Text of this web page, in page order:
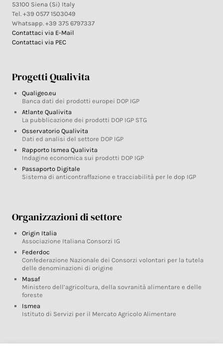
53100 Siena (Si) Italy
Tel. +39 0577 1503049
Whatsapp. +39 375 6797337
Contattaci via E-Mail
Contattaci via PEC
Progetti Qualivita
Qualigeo.eu
Banca dati dei prodotti europei DOP IGP
Atlante Qualivita
La pubblicazione dei prodotti DOP IGP STG
Osservatorio Qualivita
Dati ed analisi del settore DOP IGP
Rapporto Ismea Qualivita
Indagine economica sui prodotti DOP IGP
Passaporto Digitale
Sistema di anticontraffazione e tracciabilità per le dop IGP
Organizzazioni di settore
Origin Italia
Associazione Italiana Consorzi IG
Federdoc
Confederazione Nazionale dei Consorzi volontari per la tutela
delle denominazioni di origine
Masaf
Ministero dell’agricoltura, della sovranità alimentare e delle
foreste
Ismea
Istituto di Servizi per il Mercato Agricolo Alimentare